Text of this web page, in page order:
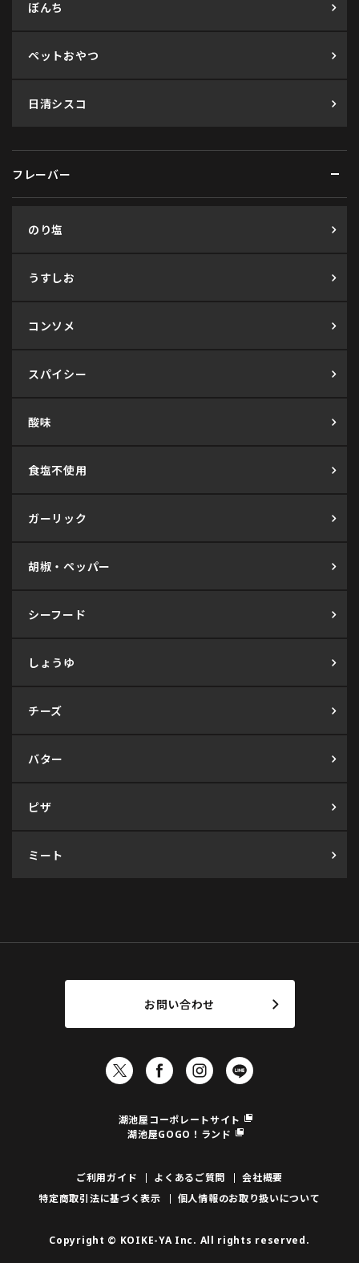
ぼんち
ペットおやつ
日清シスコ
フレーバー
のり塩
うすしお
コンソメ
スパイシー
酸味
食塩不使用
ガーリック
胡椒・ペッパー
シーフード
しょうゆ
チーズ
バター
ピザ
ミート
お問い合わせ
湖池屋コーポレートサイト
湖池屋GOGO！ランド
ご利用ガイド よくあるご質問
会社概要
特定商取引法に基づく表示
個人情報のお取り扱いについて
Copyright © KOIKE-YA Inc. All rights reserved.